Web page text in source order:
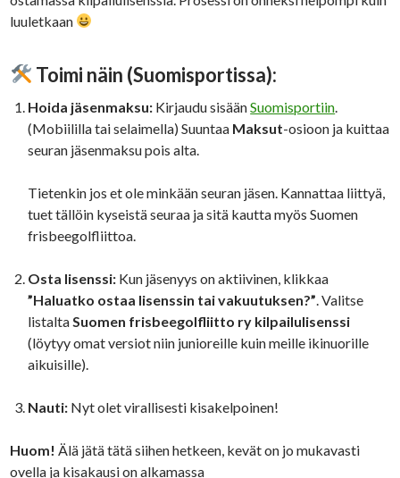
luuletkaan
Toimi näin (Suomisportissa):
Hoida jäsenmaksu: Kirjaudu sisäänSuomisportiin
(Mobiililla tai selaimella) Suuntaa Maksut-osioon ja kuittaa
seuran jäsenmaksu pois alta.
Tietenkin jos et ole minkään seuran jäsen. Kannattaa liittyä,
tuet tällöin kyseistä seuraa ja sitä kautta myös Suomen
frisbeegolfliittoa.
Osta lisenssi: Kun jäsenyys on aktiivinen, klikkaa
”Haluatko ostaa lisenssin tai vakuutuksen?” . Valitse
listalta Suomen frisbeegolfliitto ry kilpailulisenssi
(löytyy omat versiot niin junioreille kuin meille ikinuorille
aikuisille).
Nauti: Nyt olet virallisesti kisakelpoinen!
Huom! Älä jätä tätä siihen hetkeen, kevät on jo mukavasti
ovella ja kisakausi on alkamassa